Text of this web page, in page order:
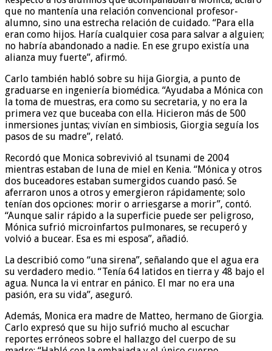
que no mantenía una relación convencional profesor-
alumno, sino una estrecha relación de cuidado. “Para ella
eran como hijos. Haría cualquier cosa para salvar a alguien;
no habría abandonado a nadie. En ese grupo existía una
alianza muy fuerte”, afirmó.
Carlo también habló sobre su hija Giorgia, a punto de
graduarse en ingeniería biomédica. “Ayudaba a Mónica con
la toma de muestras, era como su secretaria, y no era la
primera vez que buceaba con ella. Hicieron más de 500
inmersiones juntas; vivían en simbiosis, Giorgia seguía los
pasos de su madre”, relató.
Recordó que Monica sobrevivió al tsunami de 2004
mientras estaban de luna de miel en Kenia. “Mónica y otros
dos buceadores estaban sumergidos cuando pasó. Se
aferraron unos a otros y emergieron rápidamente; solo
tenían dos opciones: morir o arriesgarse a morir”, contó.
“Aunque salir rápido a la superficie puede ser peligroso,
Mónica sufrió microinfartos pulmonares, se recuperó y
volvió a bucear. Esa es mi esposa”, añadió.
La describió como “una sirena”, señalando que el agua era
su verdadero medio. “Tenía 64 latidos en tierra y 48 bajo el
agua. Nunca la vi entrar en pánico. El mar no era una
pasión, era su vida”, aseguró.
Además, Monica era madre de Matteo, hermano de Giorgia.
Carlo expresó que su hijo sufrió mucho al escuchar
reportes erróneos sobre el hallazgo del cuerpo de su